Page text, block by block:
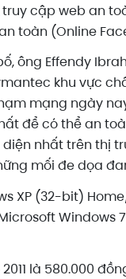
truy cập web an
toàn (Online
ông Effendy
khu vực
mạng ngày
để có thể an
nhất trên thị
mối đe dọa
XP (32-bit)
là 580.000